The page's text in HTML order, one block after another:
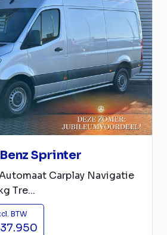
Sprinter
Carplay Navigatie
Tre...
BTW